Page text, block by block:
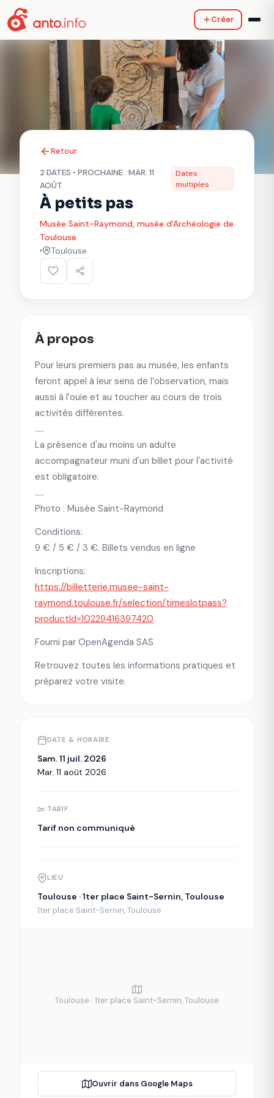
Créer
Retour
2 DATES • PROCHAINE : MAR. 11
AOÛT
Dates
multiples
À petits pas
Musée Saint-Raymond, musée d'Archéologie de
Toulouse
Toulouse
À propos
Pour leurs premiers pas au musée, les enfants
feront appel à leur sens de l’observation, mais
aussi à l’ouïe et au toucher au cours de trois
activités différentes.
.....
La présence d'au moins un adulte
accompagnateur muni d'un billet pour l'activité
est obligatoire.
.....
Photo : Musée Saint-Raymond
Conditions:
9 € / 5 € / 3 €. Billets vendus en ligne
Inscriptions:
https://billetterie.musee-saint-
raymond.toulouse.fr/selection/timeslotpass?
productId=10229416397420
Fourni par OpenAgenda SAS
Retrouvez toutes les informations pratiques et
préparez votre visite.
DATE & HORAIRE
Sam. 11 juil. 2026
Mar. 11 août 2026
TARIF
Tarif non communiqué
LIEU
Toulouse · 1ter place Saint-Sernin, Toulouse
1ter place Saint-Sernin, Toulouse
Toulouse · 1ter place Saint-Sernin, Toulouse
Ouvrir dans Google Maps